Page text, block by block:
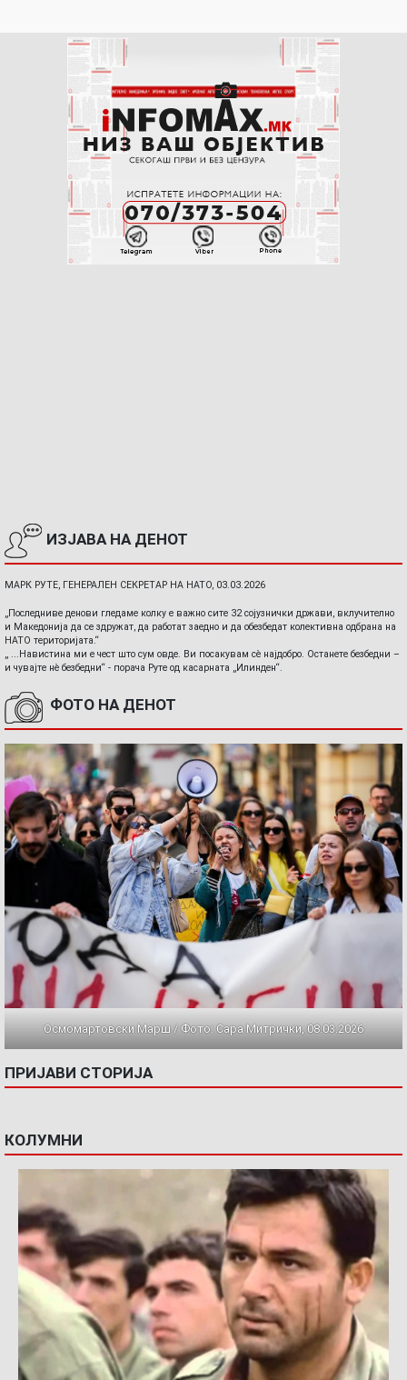
ИЗЈАВА НА ДЕНОТ
МАРК РУТЕ, ГЕНЕРАЛЕН СЕКРЕТАР НА НАТО, 03.03.2026
„Последниве денови гледаме колку е важно сите 32 сојузнички држави, вклучително
и Македонија да се здружат, да работат заедно и да обезбедат колективна одбрана на
НАТО територијата.“
„ ...Навистина ми е чест што сум овде. Ви посакувам сè најдобро. Останете безбедни –
и чувајте нè безбедни“ - порача Руте од касарната „Илинден“.
ФОТО НА ДЕНОТ
Осмомартовски Марш / Фото: Сара Митрички, 08.03.2026
ПРИЈАВИ СТОРИЈА
КОЛУМНИ